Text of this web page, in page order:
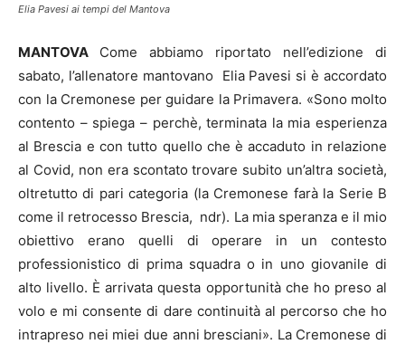
Elia Pavesi ai tempi del Mantova
MANTOVA Come abbiamo riportato nell’edizione di
sabato, l’allenatore mantovano Elia Pavesi si è accordato
con la Cremonese per guidare la Primavera. «Sono molto
contento – spiega – perchè, terminata la mia esperienza
al Brescia e con tutto quello che è accaduto in relazione
al Covid, non era scontato trovare subito un’altra società,
oltretutto di pari categoria (la Cremonese farà la Serie B
come il retrocesso Brescia, ndr). La mia speranza e il mio
obiettivo erano quelli di operare in un contesto
professionistico di prima squadra o in uno giovanile di
alto livello. È arrivata questa opportunità che ho preso al
volo e mi consente di dare continuità al percorso che ho
intrapreso nei miei due anni bresciani». La Cremonese di